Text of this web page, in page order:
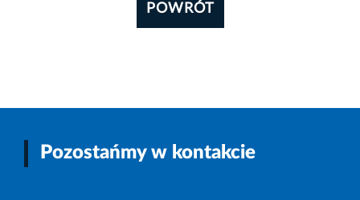
POWRÓT
Pozostańmy w kontakcie